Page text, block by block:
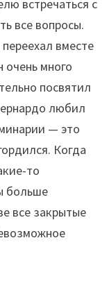
встречаться с
все вопросы.
вместе
очень много
посвятил
любил
— это
Когда
то
больше
все закрытые